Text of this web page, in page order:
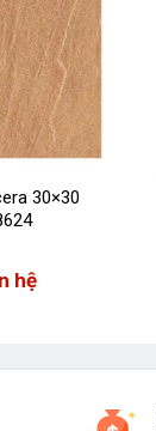
30×30
hệ